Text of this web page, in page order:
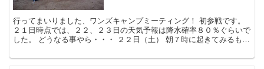
行ってまいりました、ワンズキャンプミーティング！ 初参戦です。
２１日時点では、２２、２３日の天気予報は降水確率８０％ぐらいで
した。 どうなる事やら・・・ ２２日（土） 朝７時に起きてみるも、